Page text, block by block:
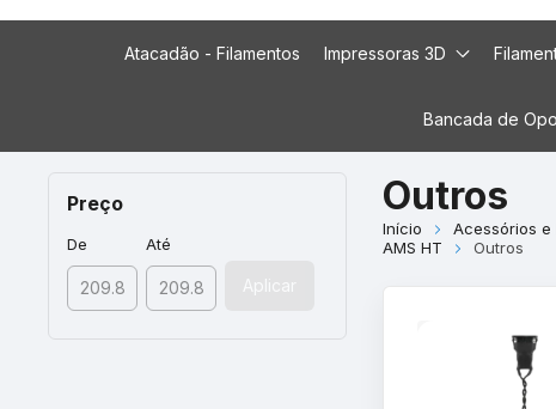
Atacadão - Filamentos Impressoras 3D
Bancada de
Preço
De Até
Aplicar
Outros
Início Acessórios e
AMS HT
Outros